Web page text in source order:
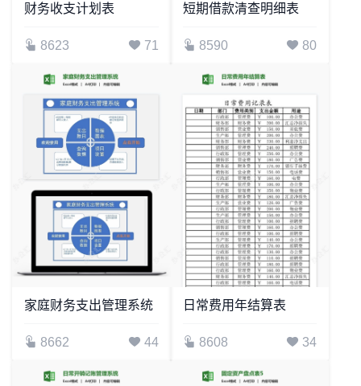
财务收支计划表
8623 71
短期借款清查明细表
8590 80
家庭财务支出管理系统
8662 44
日常费用年结算表
8608 34